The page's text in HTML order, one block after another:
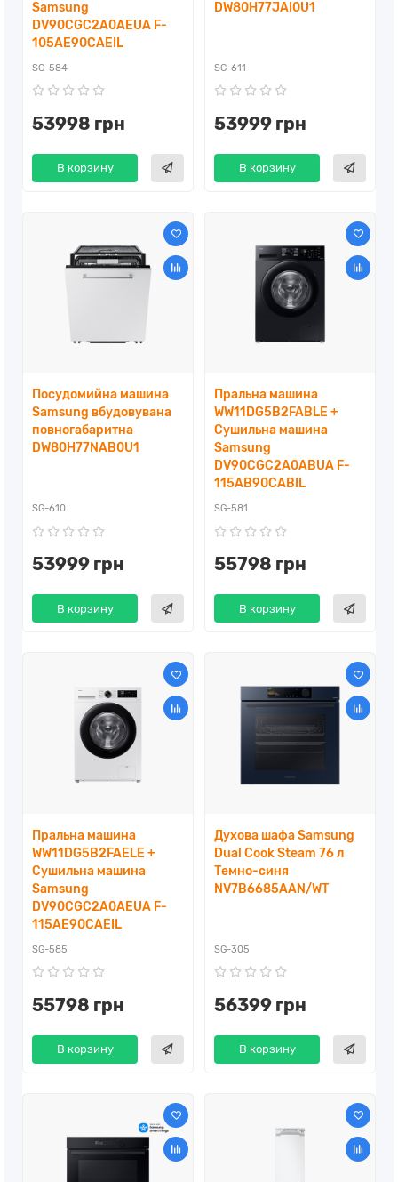
Samsung
DV90CGC2A0AEUA F-
105AE90CAEIL
SG-584
53998 грн
В корзину
DW80H77JAI0U1
SG-611
53999 грн
В корзину
Посудомийна машина
Samsung вбудовувана
повногабаритна ​ ​
DW80H77NAB0U1
SG-610
53999 грн
В корзину
Пральна машина
WW11DG5B2FABLE +
Сушильна машина
Samsung
DV90CGC2A0ABUA F-
115AB90CABIL
SG-581
55798 грн
В корзину
Пральна машина
WW11DG5B2FAELE +
Сушильна машина
Samsung
DV90CGC2A0AEUA F-
115AE90CAEIL
SG-585
55798 грн
В корзину
Духова шафа Samsung
Dual Cook Steam 76 л
Темно-синя
NV7B6685AAN/WT
SG-305
56399 грн
В корзину